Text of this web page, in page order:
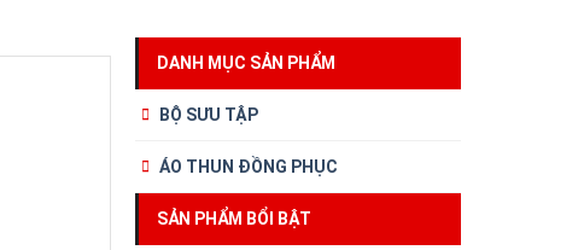
DANH MỤC SẢN PHẨM
BỘ SƯU TẬP
ÁO THUN ĐỒNG PHỤC
SẢN PHẨM BỔI BẬT